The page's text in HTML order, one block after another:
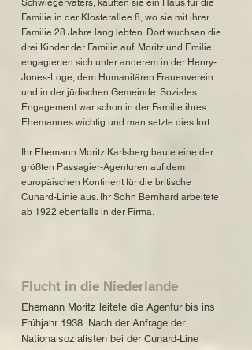
Schwiegervaters, kauften sie ein Haus für die
Familie in der Klosterallee 8, wo sie mit ihrer
Familie 28 Jahre lang lebten. Dort wuchsen die
drei Kinder der Familie auf. Moritz und Emilie
engagierten sich unter anderem in der Henry-
Jones-Loge, dem Humanitären Frauenverein
und in der jüdischen Gemeinde. Soziales
Engagement war schon in der Familie ihres
Ehemannes wichtig und man setzte dies fort.
Ihr Ehemann Moritz Karlsberg baute eine der
größten Passagier-Agenturen auf dem
europäischen Kontinent für die britische
Cunard-Linie aus. Ihr Sohn Bernhard arbeitete
ab 1922 ebenfalls in der Firma.
Flucht in die Niederlande
Ehemann Moritz leitete die Agentur bis ins
Frühjahr 1938. Nach der Anfrage der
Nationalsozialisten bei der Cunard-Line